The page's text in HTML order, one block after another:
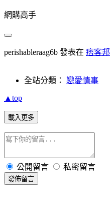
網購高手
perishableraag6b 發表在 痞客邦
全站分類： 戀愛情事
▲top
載入更多
公開留言 私密留言
發佈留言